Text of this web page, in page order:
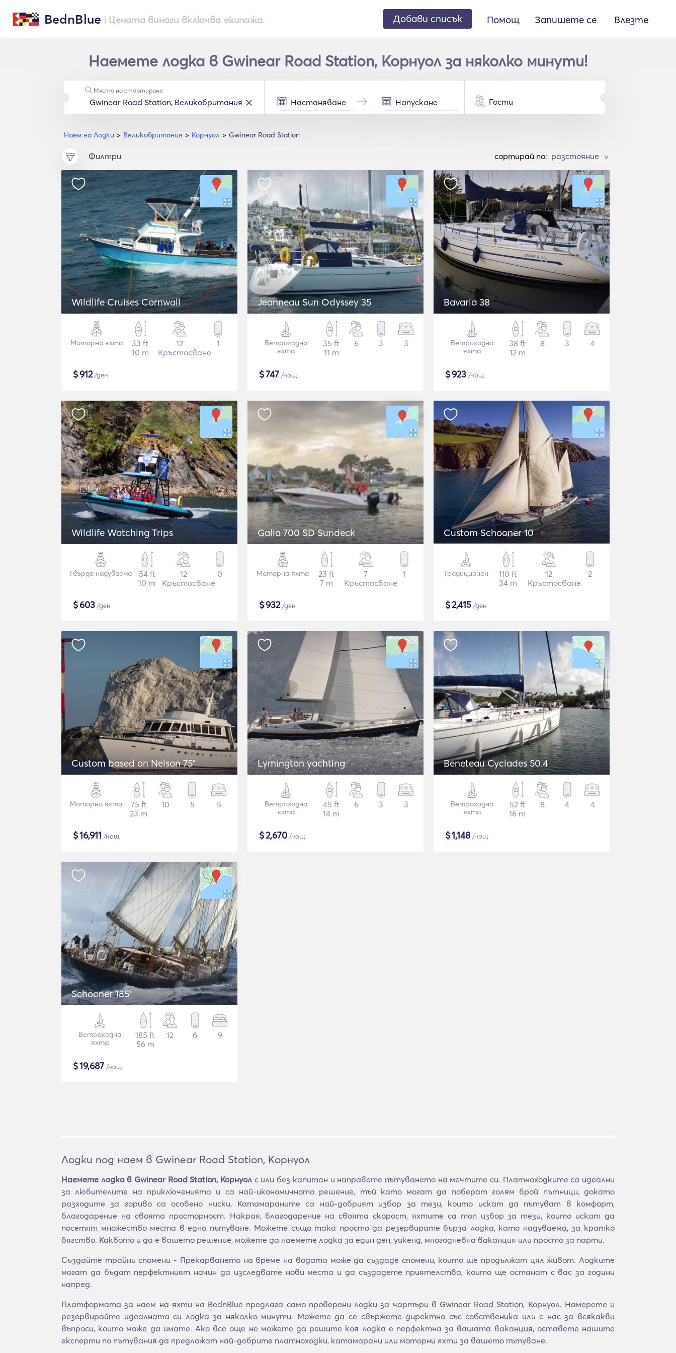
BednBlue | Цената винаги включва екипажа. Добави списък Помощ Запишете се Влезте
Наемете лодка в Gwinear Road Station, Корнуол за няколко минути!
Наем на Лодки Великобритания Корнуол Gwinear Road Station
Място на стартиране
Гости
Филтри cортирай по: >
Wildlife Cruises Cornwall
Моторна яхта
33 ft
10 m
12
Кръстосване
1
$912/ден
Jeanneau Sun Odyssey 35
Ветроходна
яхта
35 ft
11 m
6 3 3
$747 /нощ
Bavaria 38
Ветроходна
яхта
38 ft
12 m
8 3 4
$923 /нощ
Wildlife Watching Trips
Твърда надуваема
34 ft
10 m
12
Кръстосване
0
$603 /ден
Galia 700 SD Sundeck
Моторна яхта
23 ft
7 m
7
Кръстосване
1
$932/ден
Custom Schooner 10
Традиционен
110 ft
34 m
12
Кръстосване
2
$2,415 /ден
Custom based on Nelson 75"
Моторна яхта
75 ft
23 m
10 5 5
$16,911 /нощ
Lymington yachting
Ветроходна
яхта
45 ft
14 m
6 3 3
$2,670 /нощ
Beneteau Cyclades 50.4
Ветроходна
яхта
52 ft
16 m
8 4 4
$1,148/нощ
Schooner 185'
Ветроходна
яхта
185 ft
56 m
12 6 9
$19,687 /нощ
Лодки под наем в Gwinear Road Station, Корнуол
Наемете лодка в Gwinear Road Station, Корнуол с или без капитан и направете пътуването на мечтите си. Платноходките са идеални
за любителите на приключенията и са най-икономичното решение, тъй като могат да поберат голям брой пътници, докато
разходите за гориво са особено ниски. Катамараните са най-добрият избор за тези, които искат да пътуват в комфорт,
благодарение на своята просторност. Накрая, благодарение на своята скорост, яхтите са топ избор за тези, които искат да
посетят множество места в едно пътуване. Можете също така просто да резервирате бърза лодка, като надуваема, за кратко
бягство. Каквото и да е вашето решение, можете да наемете лодка за един ден, уикенд, многодневна ваканция или просто за парти.
Създайте трайни спомени - Прекарването на време на водата може да създаде спомени, които ще продължат цял живот. Лодките
могат да бъдат перфектният начин да изследвате нови места и да създадете приятелства, които ще останат с вас за години
напред.
Платформата за наем на яхти на BednBlue предлага само проверени лодки за чартъри в Gwinear Road Station, Корнуол. Намерете и
резервирайте идеалната си лодка за няколко минути. Можете да се свържете директно със собственика или с нас за всякакви
въпроси, които може да имате. Ако все още не можете да решите коя лодка е перфектна за вашата ваканция, оставете нашите
експерти по пътувания да предложат най-добрите платноходки, катамарани или моторни яхти за вашето пътуване.